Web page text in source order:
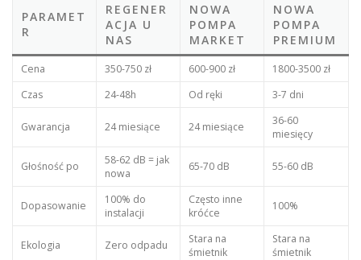
PARAMET
R
REGENER
ACJA U
NAS
NOWA
POMPA
MARKET
NOWA
POMPA
PREMIUM
Cena 350-750 zł 600-900 zł
1800-3500 zł
Czas
24-48h Od ręki 3-7 dni
Gwarancja 24 miesiące 24 miesiące
36-60
miesięcy
Głośność po
58-62 dB = jak
nowa
65-70 dB 55-60 dB
Dopasowanie
100% do
instalacji
Często inne
króćce
100%
Ekologia Zero odpadu
Stara na
śmietnik
Stara na
śmietnik